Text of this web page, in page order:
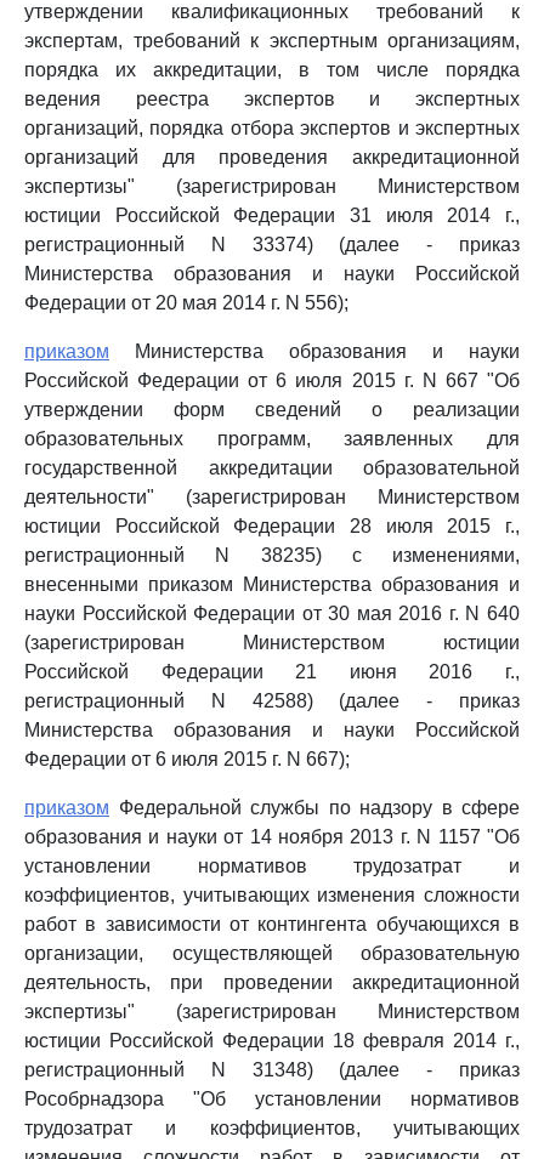
утверждении квалификационных требований к
экспертам, требований к экспертным организациям,
порядка их аккредитации, в том числе порядка
ведения реестра экспертов и экспертных
организаций, порядка отбора экспертов и экспертных
организаций для проведения аккредитационной
экспертизы" (зарегистрирован Министерством
юстиции Российской Федерации 31 июля 2014 г.,
регистрационный N 33374) (далее - приказ
Министерства образования и науки Российской
Федерации от 20 мая 2014 г. N 556);
приказом Министерства образования и науки
Российской Федерации от 6 июля 2015 г. N 667 "Об
утверждении форм сведений о реализации
образовательных программ, заявленных для
государственной аккредитации образовательной
деятельности" (зарегистрирован Министерством
юстиции Российской Федерации 28 июля 2015 г.,
регистрационный N 38235) с изменениями,
внесенными приказом Министерства образования и
науки Российской Федерации от 30 мая 2016 г. N 640
(зарегистрирован Министерством юстиции
Российской Федерации 21 июня 2016 г.,
регистрационный N 42588) (далее - приказ
Министерства образования и науки Российской
Федерации от 6 июля 2015 г. N 667);
приказом Федеральной службы по надзору в сфере
образования и науки от 14 ноября 2013 г. N 1157 "Об
установлении нормативов трудозатрат и
коэффициентов, учитывающих изменения сложности
работ в зависимости от контингента обучающихся в
организации, осуществляющей образовательную
деятельность, при проведении аккредитационной
экспертизы" (зарегистрирован Министерством
юстиции Российской Федерации 18 февраля 2014 г.,
регистрационный N 31348) (далее - приказ
Рособрнадзора "Об установлении нормативов
трудозатрат и коэффициентов, учитывающих